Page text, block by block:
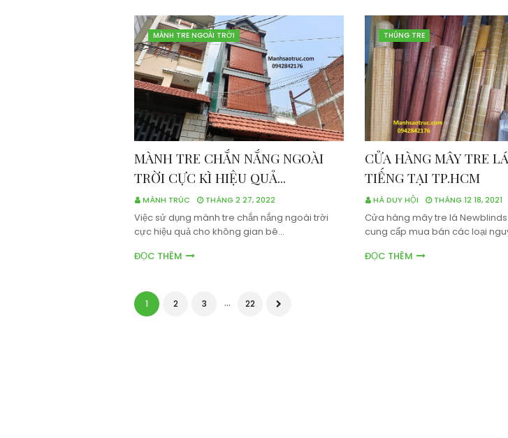
MÀNH TRE NGOÀI TRỜI
MÀNH TRE CHẮN NẮNG NGOÀI
TRỜI CỰC KÌ HIỆU QUẢ...
MÀNH TRÚC THÁNG 2 27, 2022
Việc sử dụng mành tre chắn nắng ngoài trời
cực hiệu quả cho không gian bê…
ĐỌC THÊM
THÚNG TRE
CỬA HÀNG MÂY TRE
TIẾNG TẠI TP.HCM
HÀ DUY HỘI THÁNG 12 18, 2021
Cửa hàng mây tre lá
cung cấp mua bán các loại
ĐỌC THÊM
1 2 3 ... 22